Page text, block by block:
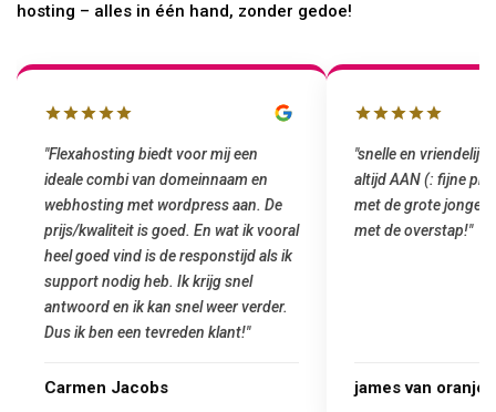
hosting – alles in één hand, zonder gedoe!
"snelle en vriendelijke service. staat
altijd AAN (: fijne prijzen vergeleken
met de grote jongens en dus nu al blij
met de overstap!"
james van oranje
"Top service. Ik had
het installeren van
was meteen door
gemaakt. Top
Marcel Thijs